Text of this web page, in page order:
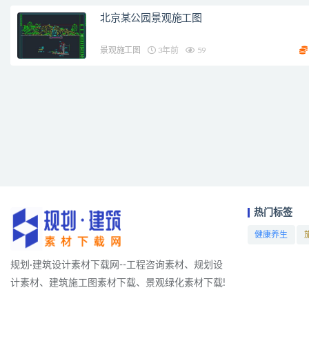
北京某公园景观施工图
景观施工图 3年前 59
规划·建筑设计素材下载网--工程咨询素材、规划设
计素材、建筑施工图素材下载、景观绿化素材下载!
热门标签
健康养生